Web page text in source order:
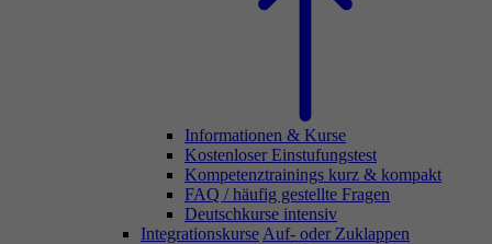
Informationen & Kurse
Kostenloser Einstufungstest
Kompetenztrainings kurz & kompakt
FAQ / häufig gestellte Fragen
Deutschkurse intensiv
Integrationskurse Auf- oder Zuklappen